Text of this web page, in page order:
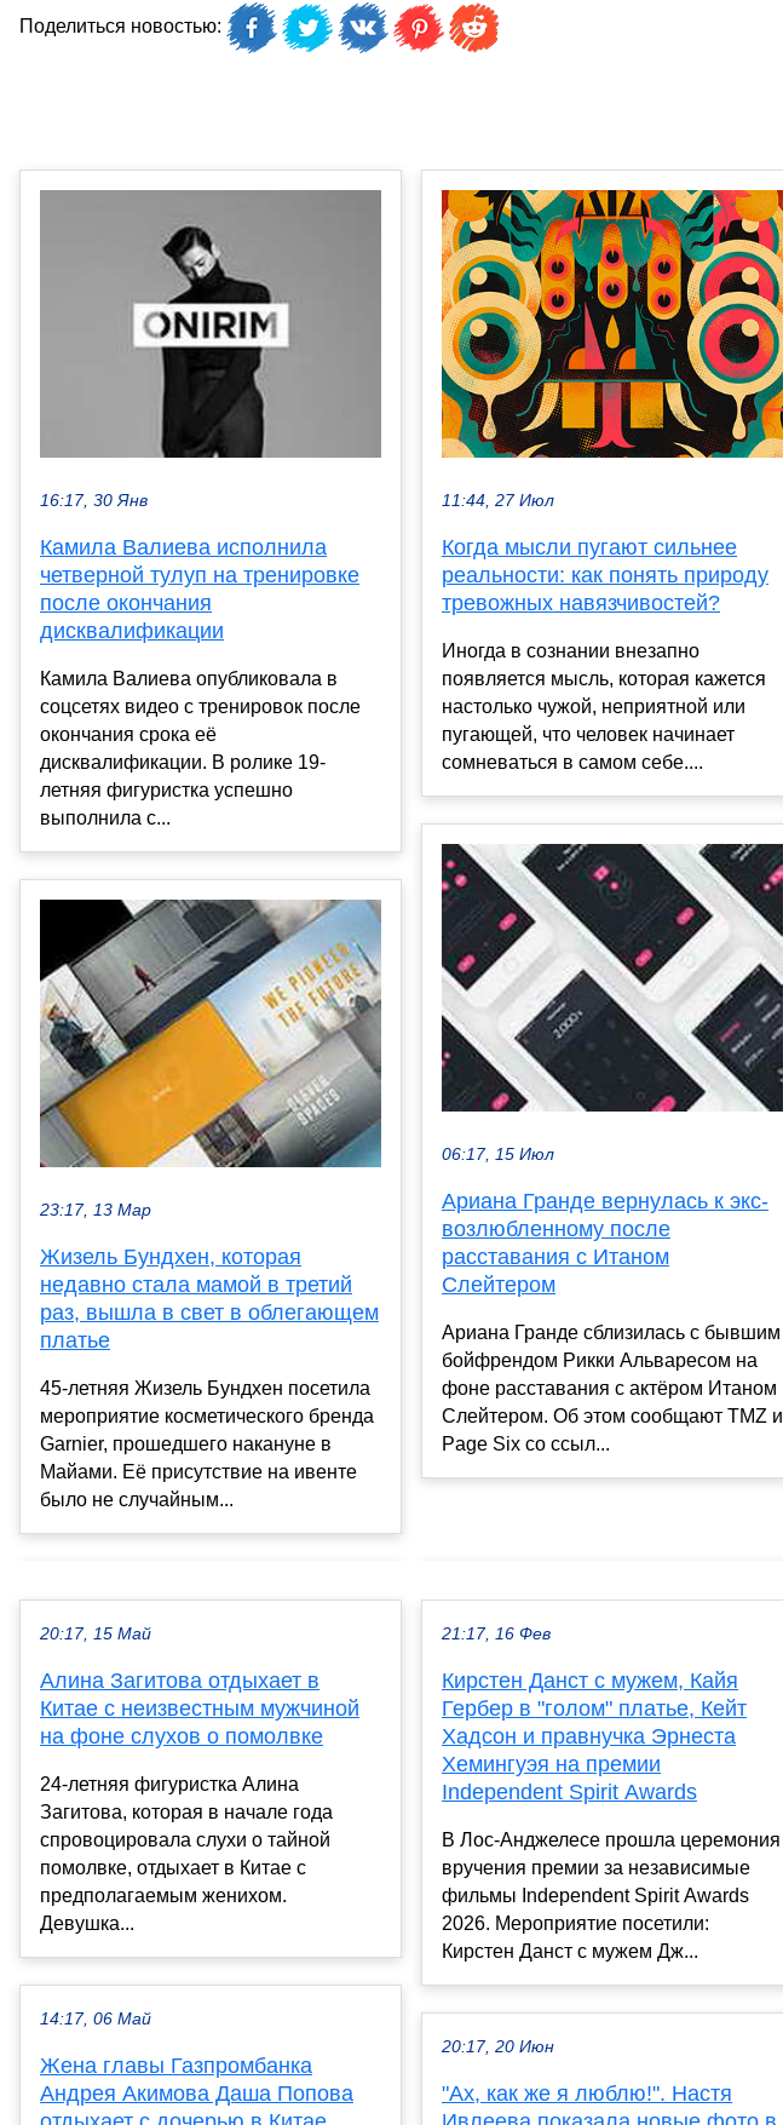
Поделиться новостью:
16:17, 30 Янв
Камила Валиева исполнила
четверной тулуп на тренировке
после окончания
дисквалификации
Камила Валиева опубликовала в
соцсетях видео с тренировок после
окончания срока её
дисквалификации. В ролике 19-
летняя фигуристка успешно
выполнила с...
23:17, 13 Мар
Жизель Бундхен, которая
недавно стала мамой в третий
раз, вышла в свет в облегающем
платье
45-летняя Жизель Бундхен посетила
мероприятие косметического бренда
Garnier, прошедшего накануне в
Майами. Её присутствие на ивенте
было не случайным...
11:44, 27 Июл
Когда мысли пугают сильнее
реальности: как понять природу
тревожных навязчивостей?
Иногда в сознании внезапно
появляется мысль, которая кажется
настолько чужой, неприятной или
пугающей, что человек начинает
сомневаться в самом себе....
06:17, 15 Июл
Ариана Гранде вернулась к экс-
возлюбленному после
расставания с Итаном
Слейтером
Ариана Гранде сблизилась с бывшим
бойфрендом Рикки Альваресом на
фоне расставания с актёром Итаном
Слейтером. Об этом сообщают TMZ и
Page Six со ссыл...
20:17, 15 Май
Алина Загитова отдыхает в
Китае с неизвестным мужчиной
на фоне слухов о помолвке
24-летняя фигуристка Алина
Загитова, которая в начале года
спровоцировала слухи о тайной
помолвке, отдыхает в Китае с
предполагаемым женихом.
Девушка...
14:17, 06 Май
Жена главы Газпромбанка
Андрея Акимова Даша Попова
21:17, 16 Фев
Кирстен Данст с мужем, Кайя
Гербер в "голом" платье, Кейт
Хадсон и правнучка Эрнеста
Хемингуэя на премии
Independent Spirit Awards
В Лос-Анджелесе прошла церемония
вручения премии за независимые
фильмы Independent Spirit Awards
2026. Мероприятие посетили:
Кирстен Данст с мужем Дж...
20:17, 20 Июн
"Ах, как же я люблю!". Настя